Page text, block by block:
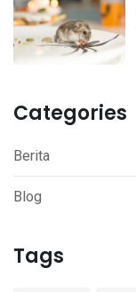
Categories
Berita
Blog
Tags